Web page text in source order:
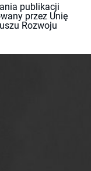
publikacji
przez Unię
Rozwoju